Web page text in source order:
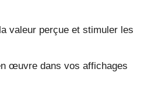
valeur perçue et stimuler les
œuvre dans vos affichages